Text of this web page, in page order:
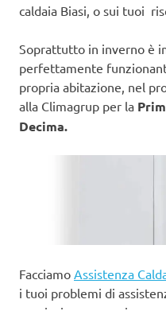
caldaia Biasi, o sui tuoi
Soprattutto in inverno è
perfettamente
propria abitazione, nel
alla Climagrup per la
Decima.
Facciamo Assistenza
i tuoi problemi di